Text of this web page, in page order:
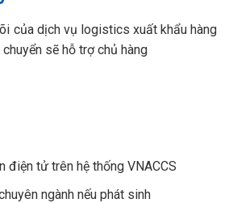
của dịch vụ logistics xuất khẩu hàng
sẽ hỗ trợ chủ hàng
điện tử trên hệ thống VNACCS
ngành nếu phát sinh